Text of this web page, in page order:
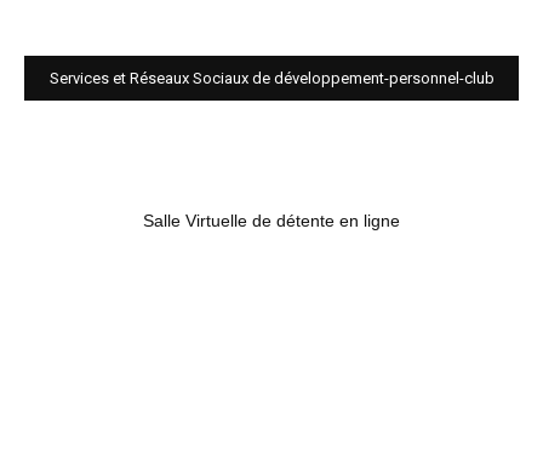
Services et Réseaux Sociaux de développement-personnel-club
Salle Virtuelle de détente en ligne